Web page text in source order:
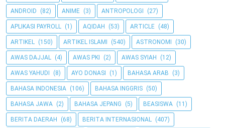
ANDROID (82) ANIME (3) ANTROPOLOGI (27)
APLIKASI PAYROLL (1) AQIDAH (53) ARTICLE (48)
ARTIKEL (150) ARTIKEL ISLAMI (540) ASTRONOMI (30)
AWAS DAJJAL (4) AWAS PKI (2) AWAS SYIAH (12)
AWAS YAHUDI (8) AYO DONASI (1) BAHASA ARAB (3)
BAHASA INDONESIA (106) BAHASA INGGRIS (50)
BAHASA JAWA (2) BAHASA JEPANG (5) BEASISWA (11)
BERITA DAERAH (68) BERITA INTERNASIONAL (407)